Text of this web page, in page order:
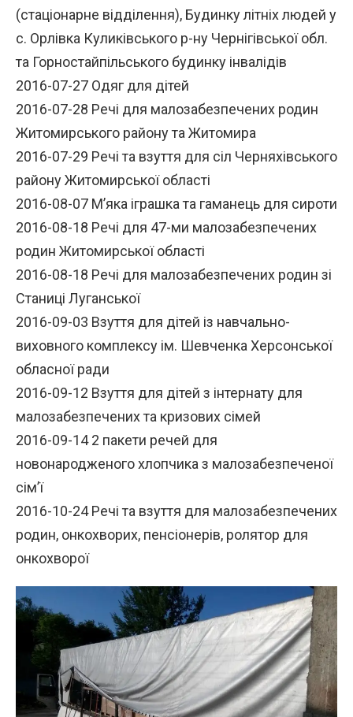
(стаціонарне відділення), Будинку літніх людей у
с. Орлівка Куликівського р-ну Чернігівської обл.
та Горностайпільського будинку інвалідів
2016-07-27 Одяг для дітей
2016-07-28 Речі для малозабезпечених родин
Житомирського району та Житомира
2016-07-29 Речі та взуття для сіл Черняхівського
району Житомирської області
2016-08-07 М’яка іграшка та гаманець для сироти
2016-08-18 Речі для 47-ми малозабезпечених
родин Житомирської області
2016-08-18 Речі для малозабезпечених родин зі
Станиці Луганської
2016-09-03 Взуття для дітей із навчально-
виховного комплексу ім. Шевченка Херсонської
обласної ради
2016-09-12 Взуття для дітей з інтернату для
малозабезпечених та кризових сімей
2016-09-14 2 пакети речей для
новонародженого хлопчика з малозабезпеченої
сім’ї
2016-10-24 Речі та взуття для малозабезпечених
родин, онкохворих, пенсіонерів, ролятор для
онкохворої